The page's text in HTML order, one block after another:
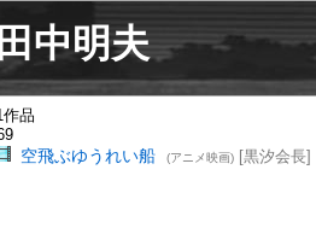
中明夫
作品
空飛ぶゆうれい船 (アニメ映画)[黒汐会長]